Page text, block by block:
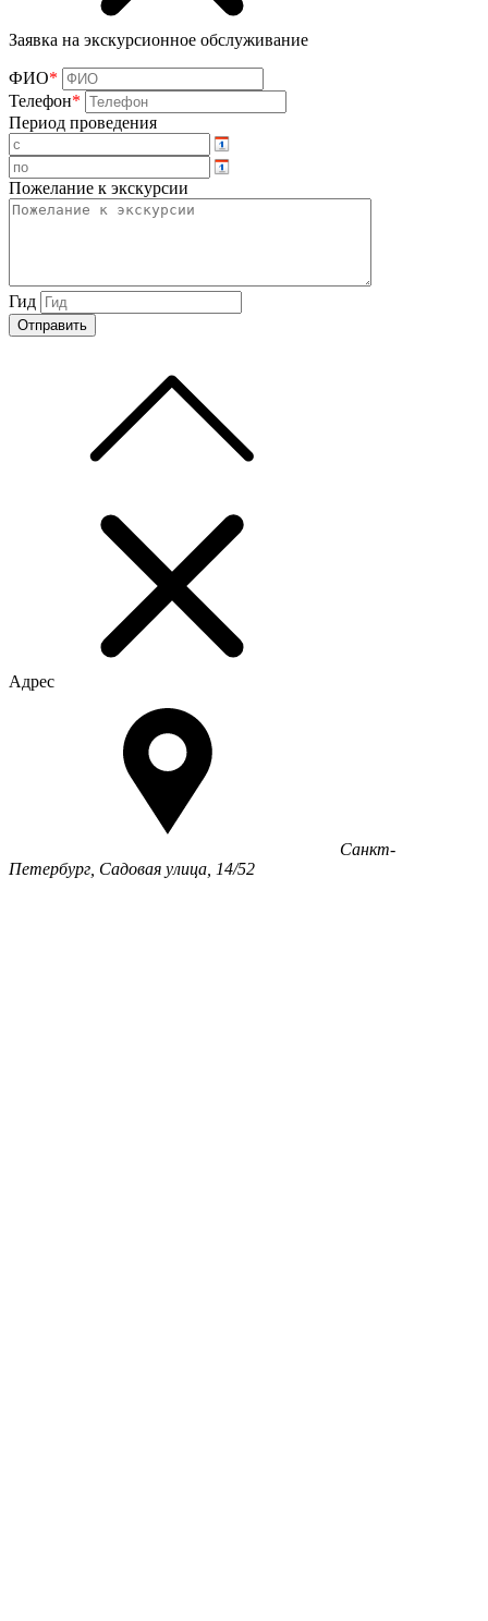
Заявка на экскурсионное обслуживание
ФИО*
Телефон*
Период проведения
Пожелание к экскурсии
Гид
Адрес
Санкт-
Петербург, Садовая улица, 14/52